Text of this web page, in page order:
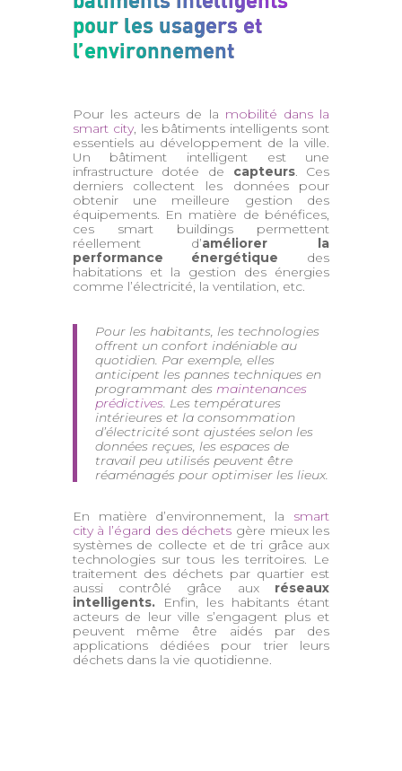
pour les usagers et
l’environnement
Pour les acteurs de la mobilité dans la
smart city, les bâtiments intelligents sont
essentiels au développement de la ville.
Un bâtiment intelligent est une
infrastructure dotée de capteurs. Ces
derniers collectent les données pour
obtenir une meilleure gestion des
équipements. En matière de bénéfices,
ces smart buildings permettent
réellement d’améliorer la
performance énergétique des
habitations et la gestion des énergies
comme l’électricité, la ventilation, etc.
Pour les habitants, les technologies
offrent un confort indéniable au
quotidien. Par exemple, elles
anticipent les pannes techniques en
programmant des maintenances
prédictives. Les températures
intérieures et la consommation
d’électricité sont ajustées selon les
données reçues, les espaces de
travail peu utilisés peuvent être
réaménagés pour optimiser les lieux.
En matière d’environnement, la smart
city à l’égard des déchets gère mieux les
systèmes de collecte et de tri grâce aux
technologies sur tous les territoires. Le
traitement des déchets par quartier est
aussi contrôlé grâce aux réseaux
intelligents.Enfin, les habitants étant
acteurs de leur ville s’engagent plus et
peuvent même être aidés par des
applications dédiées pour trier leurs
déchets dans la vie quotidienne.